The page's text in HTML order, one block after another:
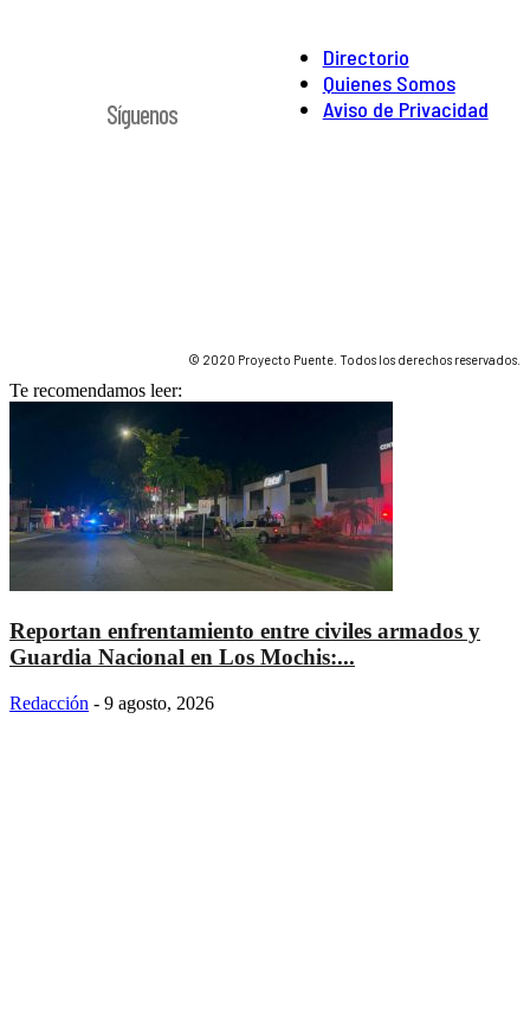
Directorio
Quienes Somos
Aviso de Privacidad
Síguenos
© 2020 Proyecto Puente. Todos los derechos reservados.
Te recomendamos leer:
Reportan enfrentamiento entre civiles armados y
Guardia Nacional en Los Mochis:...
Redacción - 9 agosto, 2026